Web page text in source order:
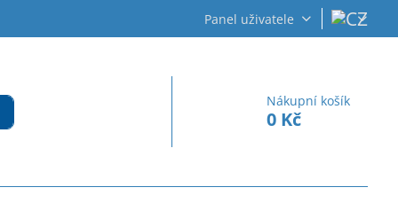
Panel uživatele
Nákupní košík
0 Kč